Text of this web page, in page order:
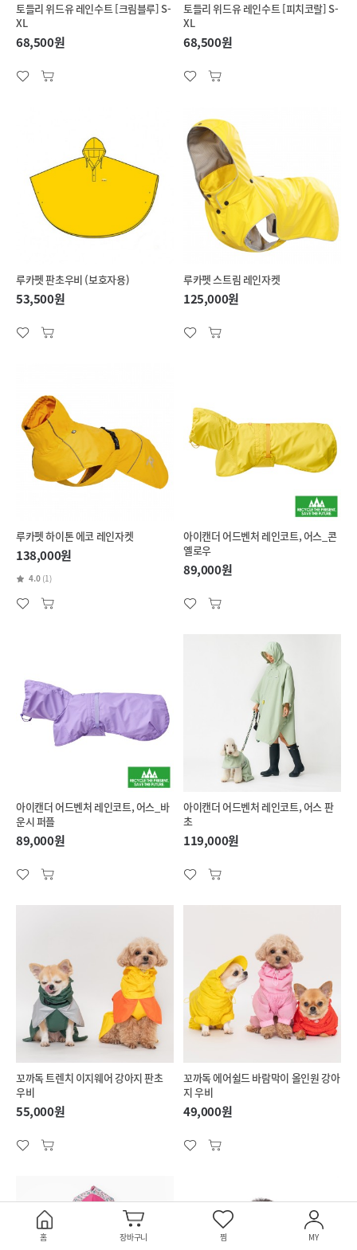
토들리 위드유 레인수트 [크림블루] S-
XL
68,500원
토들리 위드유 레인수트 [피치코랄] S-
XL
68,500원
루카펫 판초우비 (보호자용)
53,500원
루카펫 스트림 레인자켓
125,000원
루카펫 하이톤 에코 레인자켓
138,000원
4.0 (1)
아이캔더 어드벤처 레인코트, 어스_콘
옐로우
89,000원
아이캔더 어드벤처 레인코트, 어스_바
운시 퍼플
89,000원
아이캔더 어드벤처 레인코트, 어스 판
초
119,000원
꼬까독 트렌치 이지웨어 강아지 판초
우비
55,000원
꼬까독 에어쉴드 바람막이 올인원 강아
지 우비
49,000원
홈 장바구니 찜 MY